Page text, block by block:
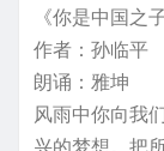
《你是中国之子
作者：孙临平
朗诵：雅坤
风雨中你向我